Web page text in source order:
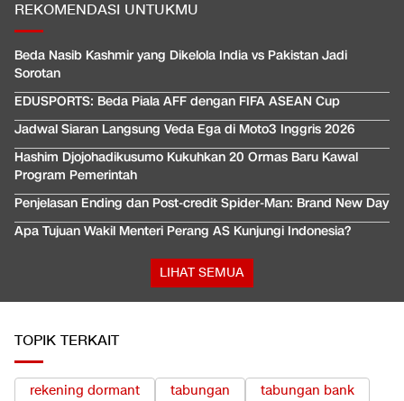
REKOMENDASI UNTUKMU
Beda Nasib Kashmir yang Dikelola India vs Pakistan Jadi
Sorotan
EDUSPORTS: Beda Piala AFF dengan FIFA ASEAN Cup
Jadwal Siaran Langsung Veda Ega di Moto3 Inggris 2026
Hashim Djojohadikusumo Kukuhkan 20 Ormas Baru Kawal
Program Pemerintah
Penjelasan Ending dan Post-credit Spider-Man: Brand New Day
Apa Tujuan Wakil Menteri Perang AS Kunjungi Indonesia?
LIHAT SEMUA
TOPIK TERKAIT
rekening dormant tabungan
tabungan bank